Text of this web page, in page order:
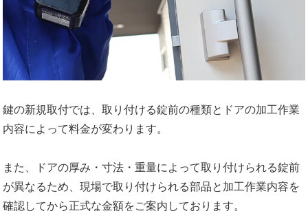
鍵の新規取付では、取り付ける錠前の種類とドアの加工作業
内容によって料金が変わります。
また、ドアの厚み・寸法・重量によって取り付けられる錠前
が異なるため、現場で取り付けられる部品と加工作業内容を
確認してから正式な金額をご案内しております。